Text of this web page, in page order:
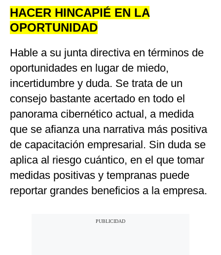
HACER HINCAPIÉ EN LA
OPORTUNIDAD
Hable a su junta directiva en términos de
oportunidades en lugar de miedo,
incertidumbre y duda. Se trata de un
consejo bastante acertado en todo el
panorama cibernético actual, a medida
que se afianza una narrativa más positiva
de capacitación empresarial. Sin duda se
aplica al riesgo cuántico, en el que tomar
medidas positivas y tempranas puede
reportar grandes beneficios a la empresa.